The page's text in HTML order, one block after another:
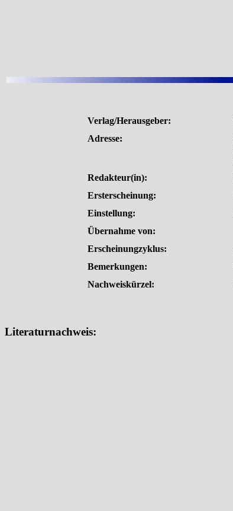
Verlag/Herausgeber:
Adresse:
Redakteur(in):
Ersterscheinung:
Einstellung:
Übernahme von:
Erscheinungzyklus:
Bemerkungen:
Nachweiskürzel:
Literaturnachweis: